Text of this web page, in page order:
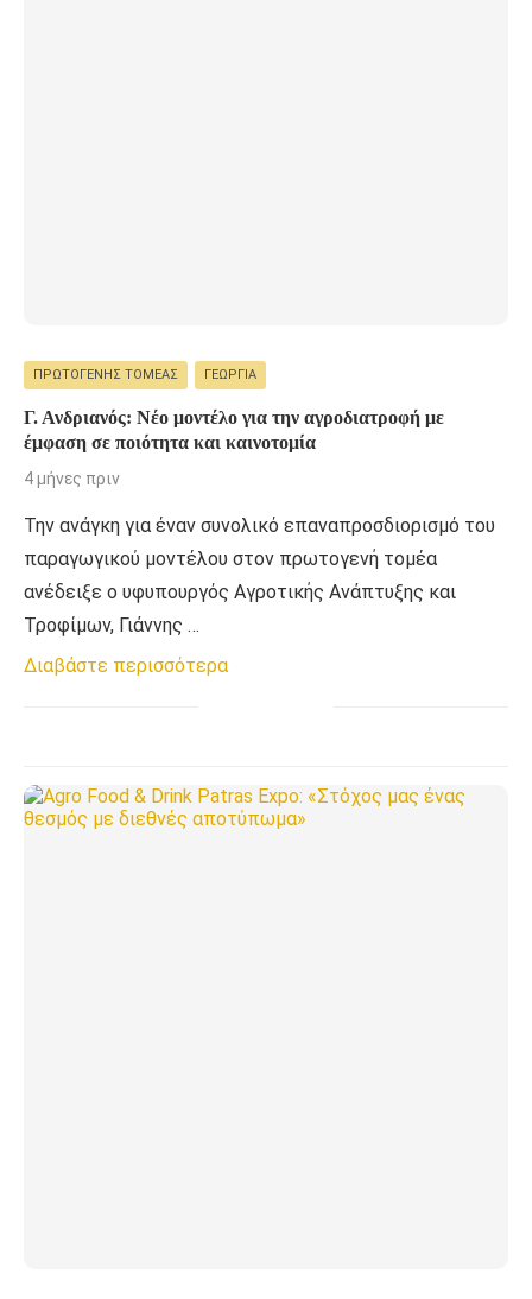
ΠΡΩΤΟΓΕΝΉΣ ΤΟΜΈΑΣ ΓΕΩΡΓΊΑ
Γ. Ανδριανός: Νέο μοντέλο για την αγροδιατροφή με
έμφαση σε ποιότητα και καινοτομία
4 μήνες πριν
Την ανάγκη για έναν συνολικό επαναπροσδιορισμό του
παραγωγικού μοντέλου στον πρωτογενή τομέα
ανέδειξε ο υφυπουργός Αγροτικής Ανάπτυξης και
Τροφίμων, Γιάννης …
Διαβάστε περισσότερα